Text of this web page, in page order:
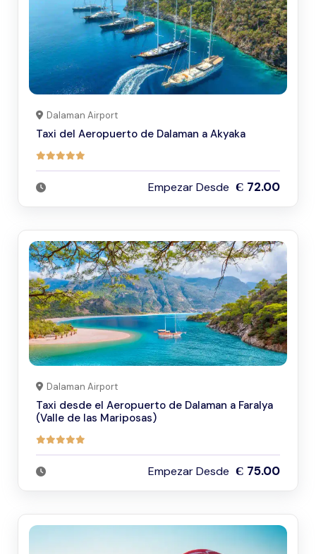
Dalaman Airport
Taxi del Aeropuerto de Dalaman a Akyaka
Empezar Desde Є 72.00
Dalaman Airport
Taxi desde el Aeropuerto de Dalaman a Faralya
(Valle de las Mariposas)
Empezar Desde Є 75.00